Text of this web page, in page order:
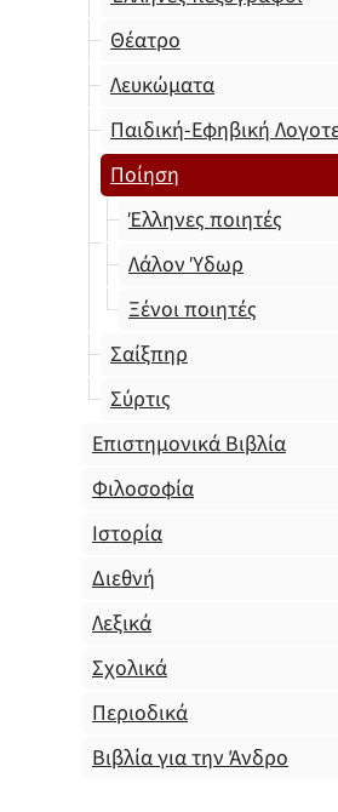
Θέατρο
Λευκώματα
Παιδική-Εφηβική
Ποίηση
Έλληνες ποιητές
Λάλον Ύδωρ
Ξένοι ποιητές
Σαίξπηρ
Σύρτις
Επιστημονικά Βιβλία
Φιλοσοφία
Ιστορία
Διεθνή
Λεξικά
Σχολικά
Περιοδικά
Βιβλία για την Άνδρο